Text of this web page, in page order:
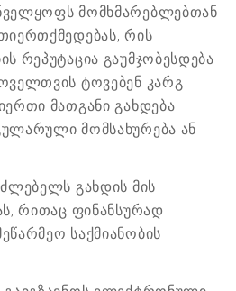
მომხმარებლებთან
რის
რეპუტაცია გაუმჯობესდება
ტოვებენ კარგ
მათგანი გახდება
მომსახურება ან
გახდის მის
რითაც ფინანსურად
საქმიანობის